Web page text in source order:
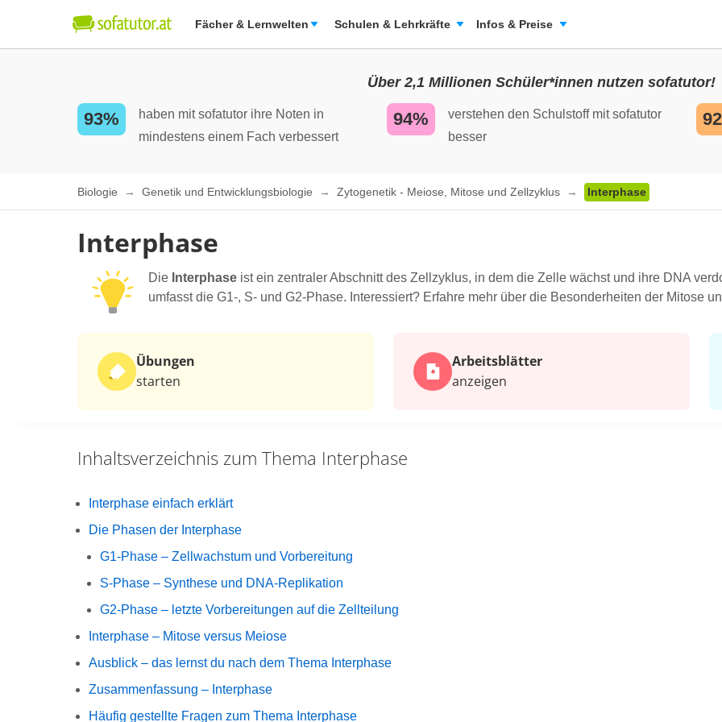
Fächer & Lernwelten Schulen & Lehrkräfte Infos & Preise
Über 2,1 Millionen Schüler*innen nutzen sofatutor!
93%
haben mit sofatutor ihre Noten in
mindestens einem Fach verbessert
94%
verstehen den Schulstoff mit sofatutor
besser
Biologie Genetik und Entwicklungsbiologie Zytogenetik - Meiose, Mitose und Zellzyklus Interphase
Interphase
Die Interphase ist ein zentraler Abschnitt des Zellzyklus, in dem die Zelle wächst und ihre DNA
umfasst die G1-, S- und G2-Phase. Interessiert? Erfahre mehr über die Besonderheiten der Mitose
Übungen
starten
Arbeits­blätter
anzeigen
Inhaltsverzeichnis zum Thema Interphase
Interphase einfach erklärt
Die Phasen der Interphase
G1-Phase – Zellwachstum und Vorbereitung
S-Phase – Synthese und DNA-Replikation
G2-Phase – letzte Vorbereitungen auf die Zellteilung
Interphase – Mitose versus Meiose
Ausblick – das lernst du nach dem Thema Interphase
Zusammenfassung – Interphase
Häufig gestellte Fragen zum Thema Interphase